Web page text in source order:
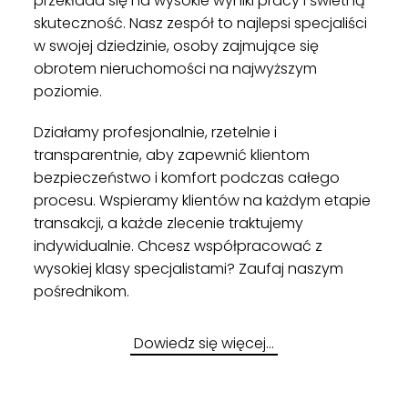
skuteczność. Nasz zespół to najlepsi specjaliści
w swojej dziedzinie, osoby zajmujące się
obrotem nieruchomości na najwyższym
poziomie.
Działamy profesjonalnie, rzetelnie i
transparentnie, aby zapewnić klientom
bezpieczeństwo i komfort podczas całego
procesu. Wspieramy klientów na każdym etapie
transakcji, a każde zlecenie traktujemy
indywidualnie. Chcesz współpracować z
wysokiej klasy specjalistami? Zaufaj naszym
pośrednikom.
Dowiedz się więcej…